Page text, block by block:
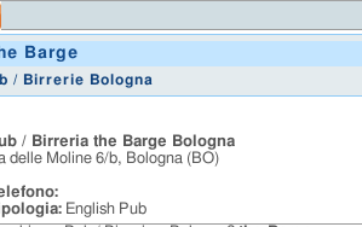
Barge
/ Birrerie Bologna
/ Birreria the Barge Bologna
delle Moline 6/b, Bologna (BO)
English Pub